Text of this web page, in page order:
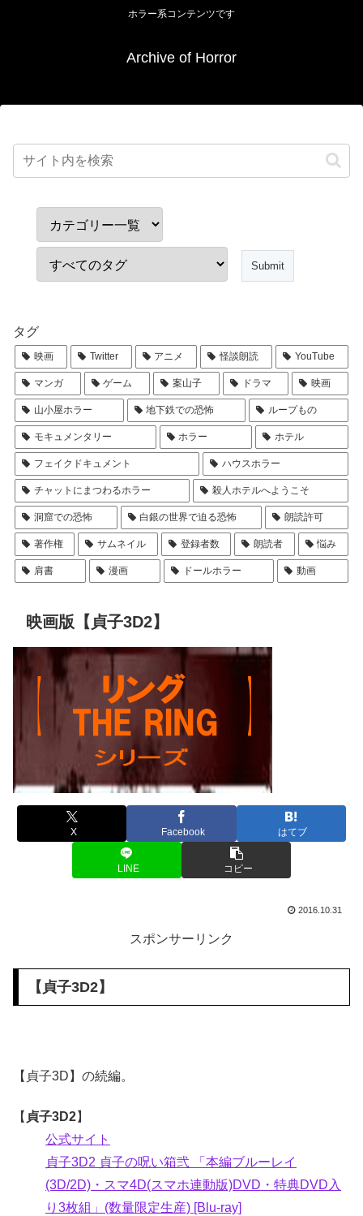
ホラー系コンテンツです
Archive of Horror
タグ
映画 Twitter アニメ 怪談朗読 YouTube
マンガ ゲーム 案山子 ドラマ 映画
山小屋ホラー 地下鉄での恐怖 ループもの
モキュメンタリー ホラー ホテル
フェイクドキュメント ハウスホラー
チャットにまつわるホラー 殺人ホテルへようこそ
洞窟での恐怖 白銀の世界で迫る恐怖 朗読許可
著作権 サムネイル 登録者数 朗読者 悩み
肩書 漫画 ドールホラー 動画
映画版【貞子3D2】
X Facebook はてブ
LINE コピー
2016.10.31
スポンサーリンク
【 貞子3D2】
【貞子3D】の続編。
【 貞子3D2】
公式サイト
貞子3D2 貞子の呪い箱弐 「本編ブルーレイ
(3D/2D)・スマ4D(スマホ連動版)DVD・特典DVD入
り3枚組」(数量限定生産) [Blu-ray]